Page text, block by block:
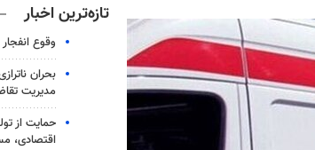
تازه‌ترین اخبار
وقوع
مدیریت
حمایت از
اقتصادی،